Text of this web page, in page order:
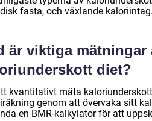
fasta, och växlande kaloriintag.
är viktiga mätningar
diet?
kvantitativt mäta
genom att övervaka sitt
en BMR-kalkylator för att